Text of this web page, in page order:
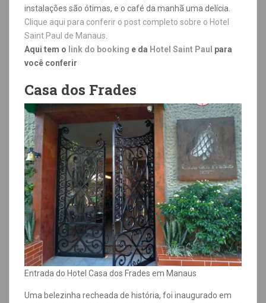
instalações são ótimas, e o café da manhã uma delícia.
Clique aqui para conferir o post completo sobre o Hotel
Saint Paul de Manaus
Aqui tem o link do booking e da Hotel Saint Paul para
você conferir
Casa dos Frades
Entrada do Hotel Casa dos Frades em Manaus
Uma belezinha recheada de história, foi inaugurado em